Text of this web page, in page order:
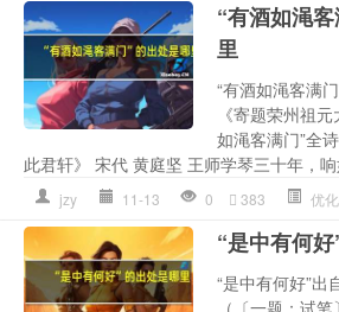
“有酒如渑
里
“有酒如渑客满
《寄题荣州祖
如渑客满门”全
此君轩》 宋代 黄庭坚 王师学琴三十年，
jzy 11-13 0 383 优
“是中有何
“是中有何好”出